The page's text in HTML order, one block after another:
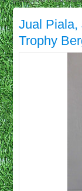
Jual Piala,
Trophy